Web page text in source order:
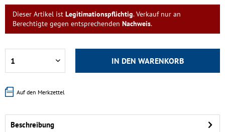
Dieser Artikel ist Legitimationspflichtig. Verkauf nur an
Berechtigte gegen entsprechenden Nachweis.
IN DEN WARENKORB
Auf den Merkzettel
Beschreibung